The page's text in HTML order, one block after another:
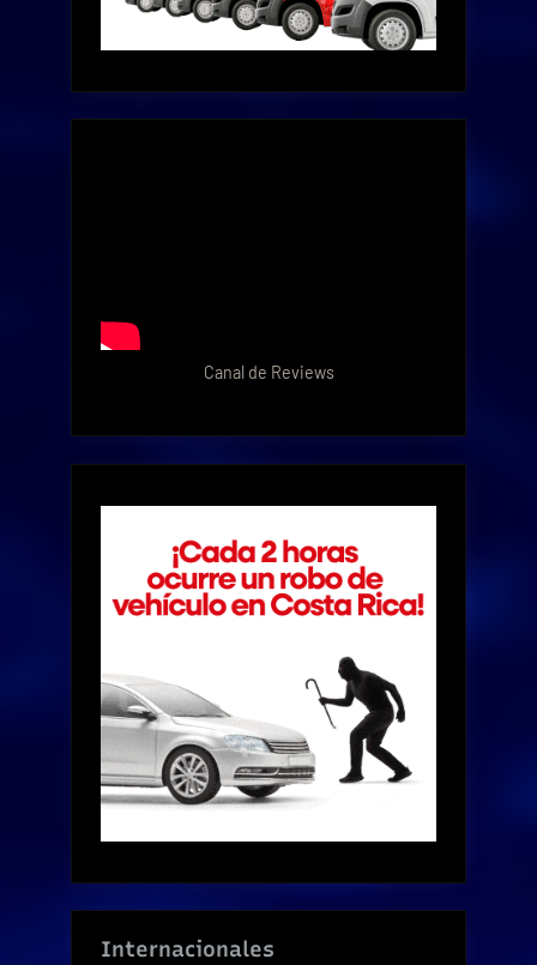
Canal de Reviews
Internacionales